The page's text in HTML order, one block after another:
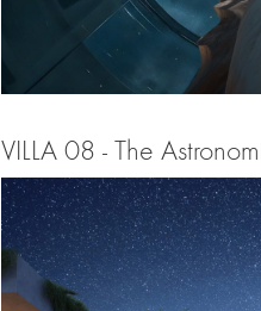
VILLA 08 - The